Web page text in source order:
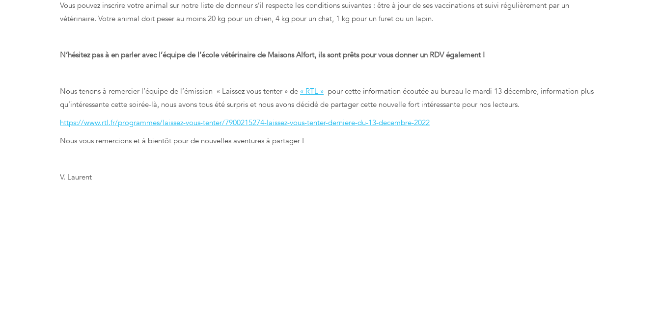
Vous pouvez inscrire votre animal sur notre liste de donneur s’il respecte les conditions suivantes : être à jour de ses vaccinations et suivi régulièrement par un
vétérinaire. Votre animal doit peser au moins 20 kg pour un chien, 4 kg pour un chat, 1 kg pour un furet ou un lapin.
N’hésitez pas à en parler avec l’équipe de l’école vétérinaire de Maisons Alfort, ils sont prêts pour vous donner un RDV également !
Nous tenons à remercier l’équipe de l’émission « Laissez vous tenter » de « RTL » pour cette information écoutée au bureau le mardi 13 décembre, information plus
qu’intéressante cette soirée-là, nous avons tous été surpris et nous avons décidé de partager cette nouvelle fort intéressante pour nos lecteurs.
https://www.rtl.fr/programmes/laissez-vous-tenter/7900215274-laissez-vous-tenter-derniere-du-13-decembre-2022
Nous vous remercions et à bientôt pour de nouvelles aventures à partager !
V. Laurent